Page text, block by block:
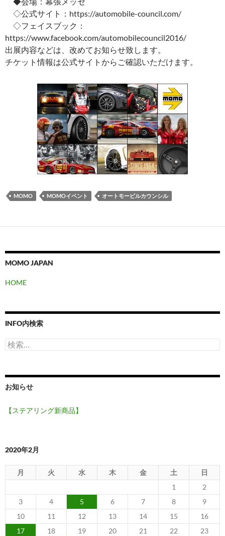
◇公式サイト：https://automobile-council.com/
◇フェイスブック：
https://www.facebook.com/automobilecouncil2016/
出展内容などは、改めてお知らせ致します。
チケット情報は公式サイトからご確認いただけます。
MOMO MOMOイベント オートモービルカウンシル
MOMO JAPAN
HOME
INFO内検索
検
索:
お知らせ
【ステアリング新商品】
2020年2月
月 火 水 木 金 土
日
1
2
3
4 5 6 7 8
9
10
11 12 13 14 15
16
17
18 19 20 21 22
23